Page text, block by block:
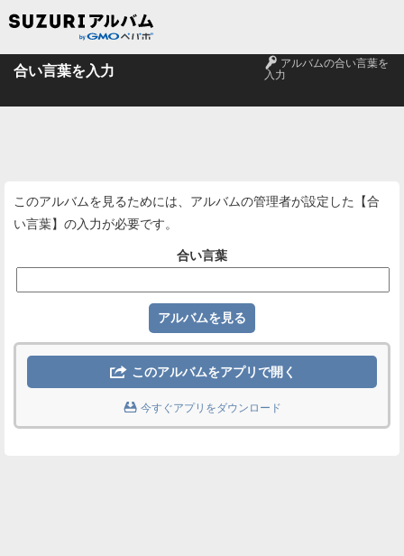
合い言葉を入力 🔑 アルバムの合い言葉を
入力
このアルバムを見るためには、アルバムの管理者が設定した【合
い言葉】の入力が必要です。
合い言葉
 このアルバムをアプリで開く
 今すぐアプリをダウンロード